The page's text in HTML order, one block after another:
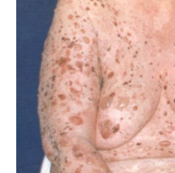
E-mail:admin@medvestnic.ru
Форма обратной связи